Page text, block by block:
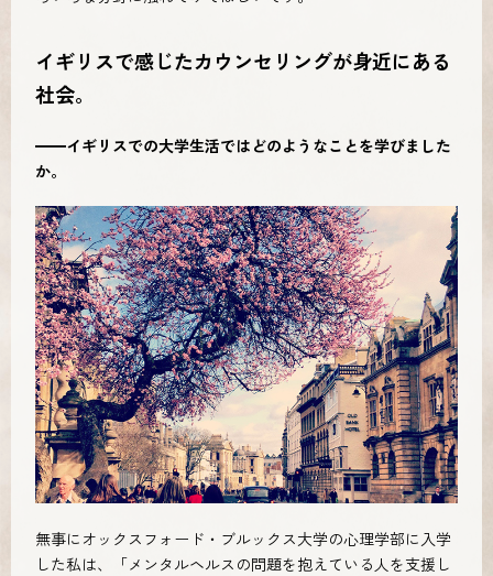
イギリスで感じたカウンセリングが身近にある
社会。
━━イギリスでの大学生活ではどのようなことを学びました
か。
無事にオックスフォード・ブルックス大学の心理学部に入学
した私は、「メンタルヘルスの問題を抱えている人を支援し